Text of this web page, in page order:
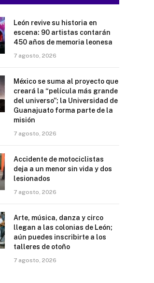
León revive su historia en
escena: 90 artistas contarán
450 años de memoria leonesa
7 agosto, 2026
México se suma al proyecto que
creará la “película más grande
del universo”; la Universidad de
Guanajuato forma parte de la
misión
7 agosto, 2026
Accidente de motociclistas
deja a un menor sin vida y dos
lesionados
7 agosto, 2026
Arte, música, danza y circo
llegan a las colonias de León;
aún puedes inscribirte a los
talleres de otoño
7 agosto, 2026